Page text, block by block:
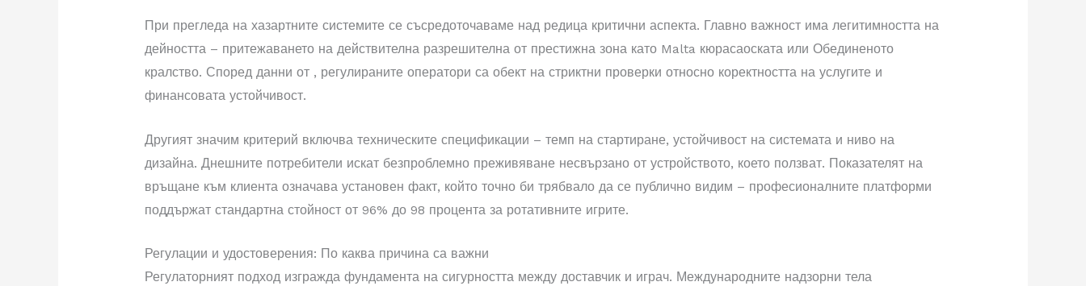
При прегледа на хазартните системите се съсредоточаваме над редица критични аспекта. Главно важност има легитимността на
дейността – притежаването на действителна разрешителна от престижна зона като Malta кюрасаоската или Обединеното
кралство. Според данни от , регулираните оператори са обект на стриктни проверки относно коректността на услугите и
финансовата устойчивост.
Другият значим критерий включва техническите спецификации – темп на стартиране, устойчивост на системата и ниво на
дизайна. Днешните потребители искат безпроблемно преживяване несвързано от устройството, което ползват. Показателят на
връщане към клиента означава установен факт, който точно би трябвало да се публично видим – професионалните платформи
поддържат стандартна стойност от 96% до 98 процента за ротативните игрите.
Регулации и удостоверения: По каква причина са важни
Регулаторният подход изгражда фундамента на сигурността между доставчик и играч. Международните надзорни тела